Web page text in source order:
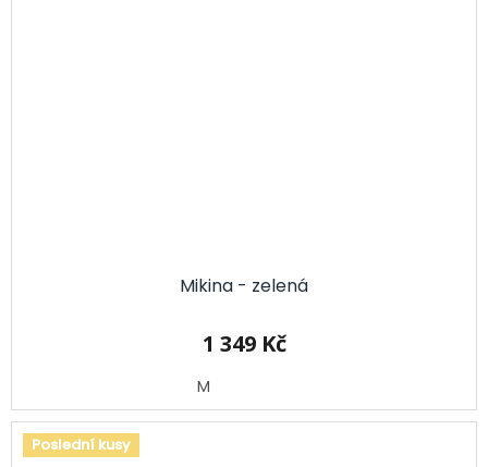
Mikina - zelená
1 349 Kč
M
Poslední kusy